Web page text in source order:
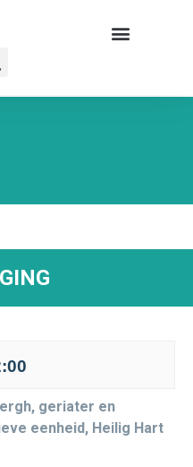
geriater en
eenheid, Heilig Hart